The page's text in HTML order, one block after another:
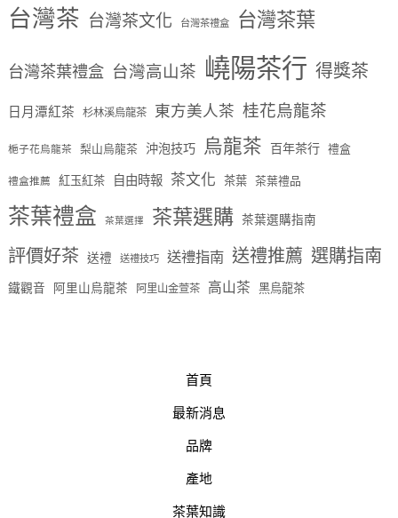
台灣茶 台灣茶文化 台灣茶禮盒 台灣茶葉
台灣茶葉禮盒 台灣高山茶 嶢陽茶行 得獎茶
日月潭紅茶 杉林溪烏龍茶 東方美人茶 桂花烏龍茶
梔子花烏龍茶 梨山烏龍茶 沖泡技巧 烏龍茶 百年茶行 禮盒
禮盒推薦 紅玉紅茶 自由時報 茶文化 茶葉 茶葉禮品
茶葉禮盒 茶葉選擇 茶葉選購 茶葉選購指南
評價好茶 送禮 送禮技巧 送禮指南 送禮推薦 選購指南
鐵觀音 阿里山烏龍茶 阿里山金萱茶 高山茶 黑烏龍茶
首頁
最新消息
品牌
產地
茶葉知識